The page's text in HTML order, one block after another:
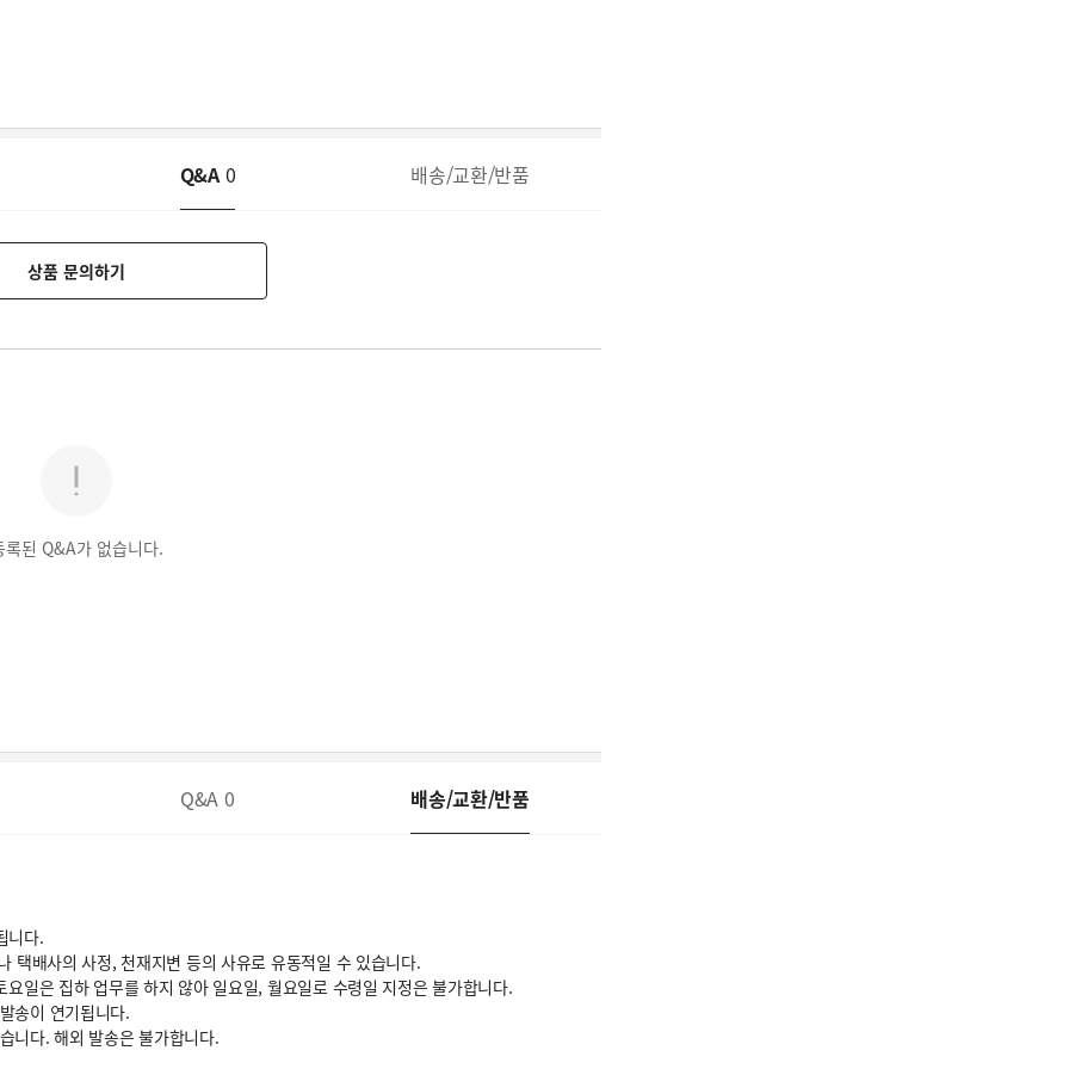
Q&A 0 배송/교환/반품
상품 문의하기
록된 Q&A가 없습니다.
Q&A 0 배송/교환/반품
니다.
택배사의 사정, 천재지변 등의 사유로 유동적일 수 있습니다.
일은 집하 업무를 하지 않아 일요일, 월요일로 수령일 지정은 불가합니다.
송이 연기됩니다.
니다. 해외 발송은 불가합니다.